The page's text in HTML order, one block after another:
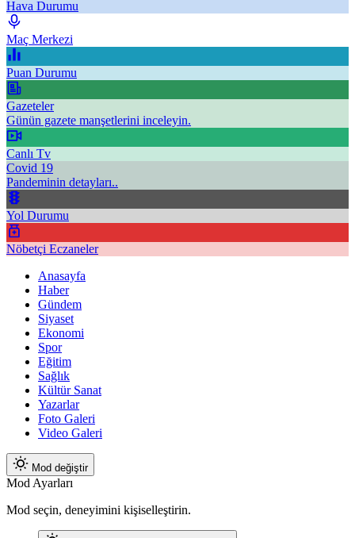
Hava Durumu
Maç Merkezi
Puan Durumu
Gazeteler
Günün gazete manşetlerini inceleyin.
Canlı Tv
Covid 19
Pandeminin detayları..
Yol Durumu
Nöbetçi Eczaneler
Anasayfa
Haber
Gündem
Siyaset
Ekonomi
Spor
Eğitim
Sağlık
Kültür Sanat
Yazarlar
Foto Galeri
Video Galeri
Mod değiştir
Mod Ayarları
Mod seçin, deneyimini kişiselleştirin.